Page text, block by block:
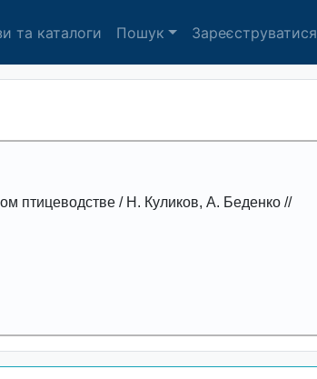
та каталоги Пошук Зареєструватися
птицеводстве / Н. Куликов, А. Беденко //